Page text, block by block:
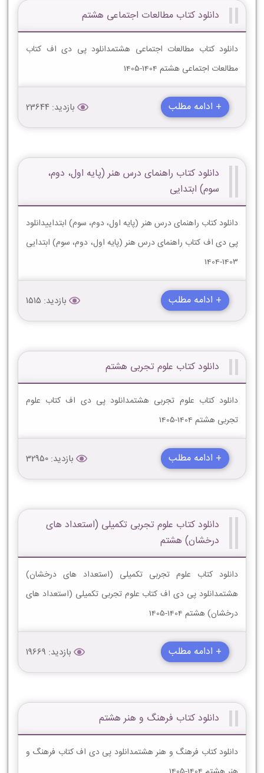
دانلود کتاب مطالعات اجتماعی هشتم
دانلود کتاب مطالعات اجتماعی هشتمدانلود پی دی اف کتاب
مطالعات اجتماعی هشتم 1404-1405
+ ادامه مطلب بازدید: 23644
دانلود کتاب راهنمای درس هنر (پایه اول، دوم،
سوم) ابتدایی
دانلود کتاب راهنمای درس هنر (پایه اول، دوم، سوم) ابتداییدانلود
پی دی اف کتاب راهنمای درس هنر (پایه اول، دوم، سوم) ابتدایی
1403-1404
+ ادامه مطلب بازدید: 1515
دانلود کتاب علوم تجربی هشتم
دانلود کتاب علوم تجربی هشتمدانلود پی دی اف کتاب علوم
تجربی هشتم 1404-1405
+ ادامه مطلب بازدید: 32950
دانلود کتاب علوم تجربی تکمیلی (استعداد های
درخشان) هشتم
دانلود کتاب علوم تجربی تکمیلی (استعداد های درخشان)
هشتمدانلود پی دی اف کتاب علوم تجربی تکمیلی (استعداد های
درخشان) هشتم 1404-1405
+ ادامه مطلب بازدید: 19669
دانلود کتاب فرهنگ و هنر هشتم
دانلود کتاب فرهنگ و هنر هشتمدانلود پی دی اف کتاب فرهنگ و